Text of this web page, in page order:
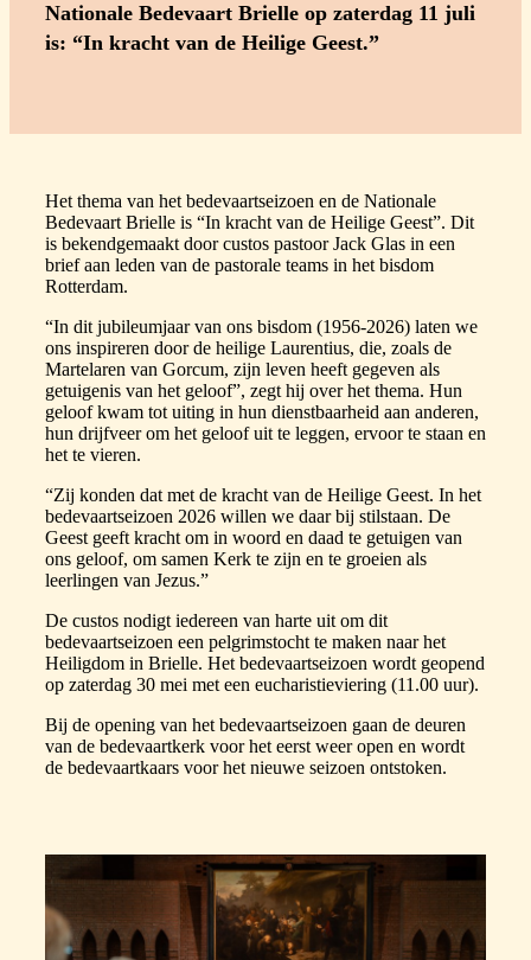
Nationale Bedevaart Brielle op zaterdag 11 juli
is: “In kracht van de Heilige Geest.”
Het thema van het bedevaartseizoen en de Nationale
Bedevaart Brielle is “In kracht van de Heilige Geest”. Dit
is bekendgemaakt door custos pastoor Jack Glas in een
brief aan leden van de pastorale teams in het bisdom
Rotterdam.
“In dit jubileumjaar van ons bisdom (1956-2026) laten we
ons inspireren door de heilige Laurentius, die, zoals de
Martelaren van Gorcum, zijn leven heeft gegeven als
getuigenis van het geloof”, zegt hij over het thema. Hun
geloof kwam tot uiting in hun dienstbaarheid aan anderen,
hun drijfveer om het geloof uit te leggen, ervoor te staan en
het te vieren.
“Zij konden dat met de kracht van de Heilige Geest. In het
bedevaartseizoen 2026 willen we daar bij stilstaan. De
Geest geeft kracht om in woord en daad te getuigen van
ons geloof, om samen Kerk te zijn en te groeien als
leerlingen van Jezus.”
De custos nodigt iedereen van harte uit om dit
bedevaartseizoen een pelgrimstocht te maken naar het
Heiligdom in Brielle. Het bedevaartseizoen wordt geopend
op zaterdag 30 mei met een eucharistieviering (11.00 uur).
Bij de opening van het bedevaartseizoen gaan de deuren
van de bedevaartkerk voor het eerst weer open en wordt
de bedevaartkaars voor het nieuwe seizoen ontstoken.